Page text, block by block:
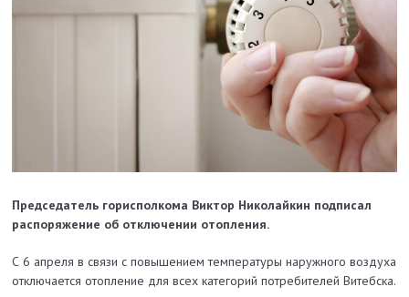
Председатель горисполкома Виктор Николайкин подписал
распоряжение об отключении отопления.
С 6 апреля в связи с повышением температуры наружного воздуха
отключается отопление для всех категорий потребителей Витебска.